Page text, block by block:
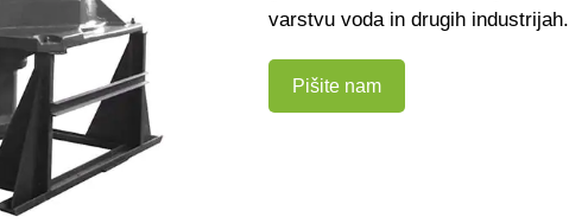
varstvu voda in drugih industrijah.
Pišite nam